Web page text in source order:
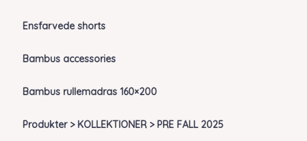
Ensfarvede shorts
Bambus accessories
Bambus rullemadras 160×200
Produkter > KOLLEKTIONER > PRE FALL 2025